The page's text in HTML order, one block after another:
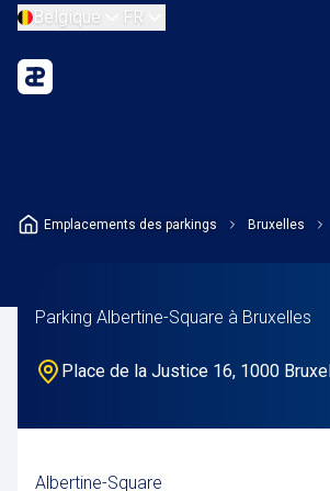
Belgique FR
Emplacements des parkings Bruxelles
Parking Albertine-Square à Bruxelles
Place de la Justice 16, 1000
Albertine-Square